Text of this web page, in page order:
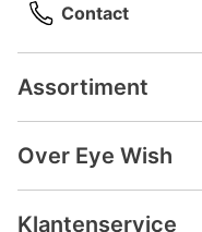
Assortiment
Over Eye Wish
Klantenservice
Contact